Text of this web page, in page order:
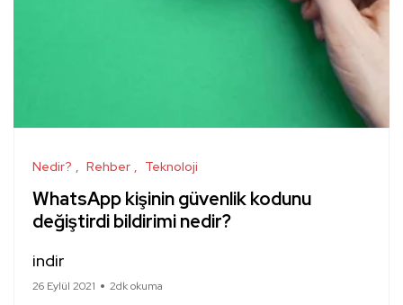
Nedir? Rehber Teknoloji
WhatsApp kişinin güvenlik kodunu
değiştirdi bildirimi nedir?
indir
26 Eylül 2021 2dk okuma